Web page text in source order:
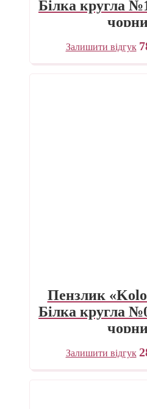
Білка кругла
Залишити відгук
Пензлик
Білка кругла
Залишити відгук